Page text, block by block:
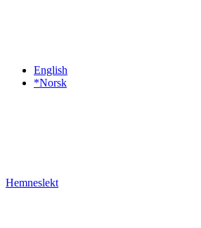
English
*Norsk
Hemneslekt